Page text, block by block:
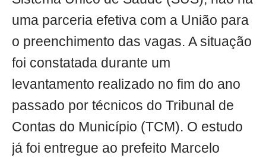
uma parceria efetiva com a União para
o preenchimento das vagas. A situação
foi constatada durante um
levantamento realizado no fim do ano
passado por técnicos do Tribunal de
Contas do Município (TCM). O estudo
já foi entregue ao prefeito Marcelo